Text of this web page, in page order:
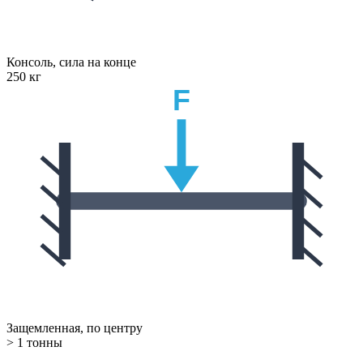
Консоль, сила на конце
250 кг
F
Защемленная, по центру
> 1 тонны